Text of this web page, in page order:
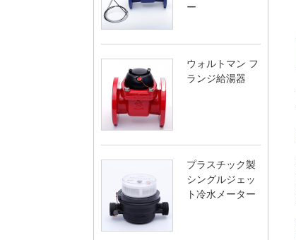
ー
ウォルトマン フ
ランジ給湯器
プラスチック製
シングルジェッ
ト冷水メーター